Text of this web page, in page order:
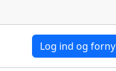
Log ind og forny